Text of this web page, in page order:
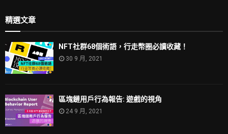
精選文章
NFT社群68個術語，行走幣圈必讀收藏！
30 9 月, 2021
區塊鏈用戶行為報告: 遊戲的視角
24 9 月, 2021